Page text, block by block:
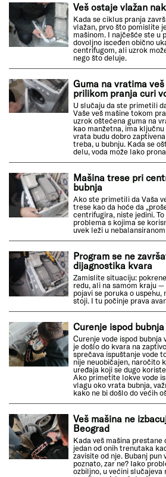
Veš ostaje vlažan
Kada se ciklus pranja
vlažan, prvo što pomislite
mašinom. I najčešće ste u
dovoljno isceđen obično
centrifugom, ali uzrok
nego što deluje.
Guma na vratima
prilikom pranja curi
U slučaju da ste primetili
Vaše veš mašine tokom
uzrok oštećena guma na
kao manžetna, ima
vrata budu dobro
treba, u bubnju. Kada se
delu, voda može lako
Mašina trese pri
bubnja
Ako ste primetili da Vaša
trese kao da hoće da
centrifugira, niste jedini.
problema s kojima se
uvek leži u
Program se ne
dijagnostika kvara
Zamislite situaciju:
redu, ali na samom kraju
pojavi se poruka o
stoji. I tu počinje prava
Curenje ispod
Curenje vode ispod bubnja
je došlo do kvara na
sprečava ispuštanje vode
nije neuobičajen, naročito
uređaja koji se dugo
Ako primetite lokve vode
vlagu oko vrata bubnja,
kako ne bi došlo do većih
Veš mašina ne
Beograd
Kada veš mašina prestane
jedan od onih trenutaka
zavisite od nje. Bubanj pun
poznato, zar ne? Iako
ozbiljno, u većini slučajeva